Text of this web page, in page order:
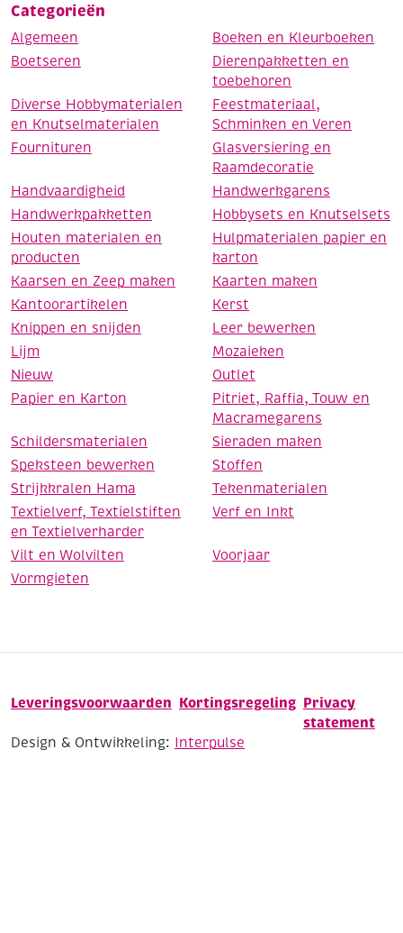
Categorieën
Algemeen
Boeken en Kleurboeken
Boetseren
Dierenpakketten en
toebehoren
Diverse Hobbymaterialen
en Knutselmaterialen
Feestmateriaal,
Schminken en Veren
Fournituren
Glasversiering en
Raamdecoratie
Handvaardigheid
Handwerkgarens
Handwerkpakketten
Hobbysets en Knutselsets
Houten materialen en
producten
Hulpmaterialen papier en
karton
Kaarsen en Zeep maken
Kaarten maken
Kantoorartikelen
Kerst
Knippen en snijden
Leer bewerken
Lijm
Mozaieken
Nieuw
Outlet
Papier en Karton
Pitriet, Raffia, Touw en
Macramegarens
Schildersmaterialen
Sieraden maken
Speksteen bewerken
Stoffen
Strijkkralen Hama
Tekenmaterialen
Textielverf, Textielstiften
en Textielverharder
Verf en Inkt
Vilt en Wolvilten
Voorjaar
Vormgieten
Leveringsvoorwaarden Kortingsregeling Privacy
statement
Design & Ontwikkeling: Interpulse